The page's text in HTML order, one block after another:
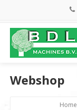
Webshop
Home